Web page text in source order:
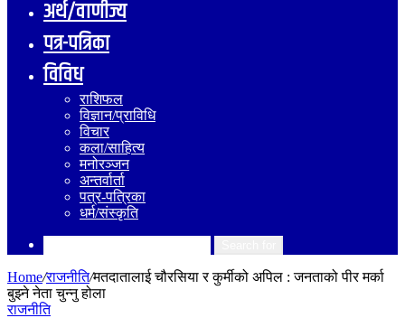
अर्थ/वाणीज्य
पत्र-पत्रिका
विविध
राशिफल
विज्ञान/प्राविधि
विचार
कला/साहित्य
मनोरञ्जन
अन्तर्वार्ता
पत्र-पत्रिका
धर्म/संस्कृति
Home/राजनीति/मतदातालाई चौरसिया र कुर्मीको अपिल : जनताको पीर मर्का
बुझ्ने नेता चुन्नु होला
राजनीति